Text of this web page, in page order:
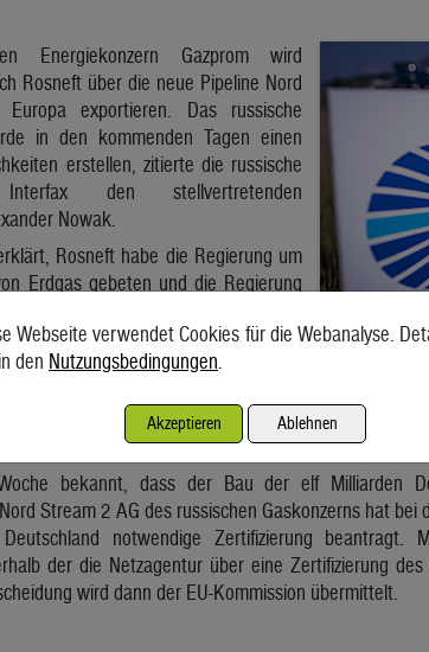
Energiekonzern Gazprom wird
Rosneft über die neue Pipeline Nord
exportieren. Das russische
in den kommenden Tagen einen
erstellen, zitierte die russische
Interfax den stellvertretenden
Nowak.
Rosneft habe die Regierung um
Erdgas gebeten und die Regierung
besitzt allein die vom Kreml
Exklusivrechte für russische Pipeline-
Energieministerium noch Gazprom
erreichbar. Der russische Öl-Konzern Rosneft
exportieren, da Ausfuhren lukrativer sind als
russischen Präsidenten Wladimir Putin.
bekannt, dass der Bau der elf Milliarden
Stream 2 AG des russischen Gaskonzerns hat
Deutschland notwendige Zertifizierung
der die Netzagentur über eine Zertifizierung
wird dann der EU-Kommission übermittelt.
Webseite verwendet Cookies für die Webanalyse.
den Nutzungsbedingungen.
Akzeptieren Ablehnen